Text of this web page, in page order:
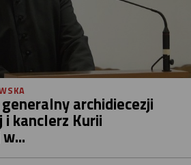
archidiecezji
kanclerz Kurii